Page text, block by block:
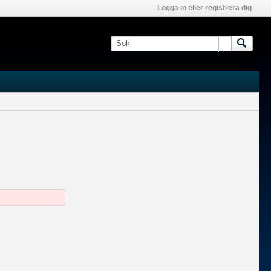
Logga in eller registrera dig